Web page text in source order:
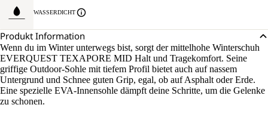
WASSERDICHT
Produkt Information
Wenn du im Winter unterwegs bist, sorgt der mittelhohe Winterschuh
EVERQUEST TEXAPORE MID Halt und Tragekomfort. Seine
griffige Outdoor-Sohle mit tiefem Profil bietet auch auf nassem
Untergrund und Schnee guten Grip, egal, ob auf Asphalt oder Erde.
Eine spezielle EVA-Innensohle dämpft deine Schritte, um die Gelenke
zu schonen.